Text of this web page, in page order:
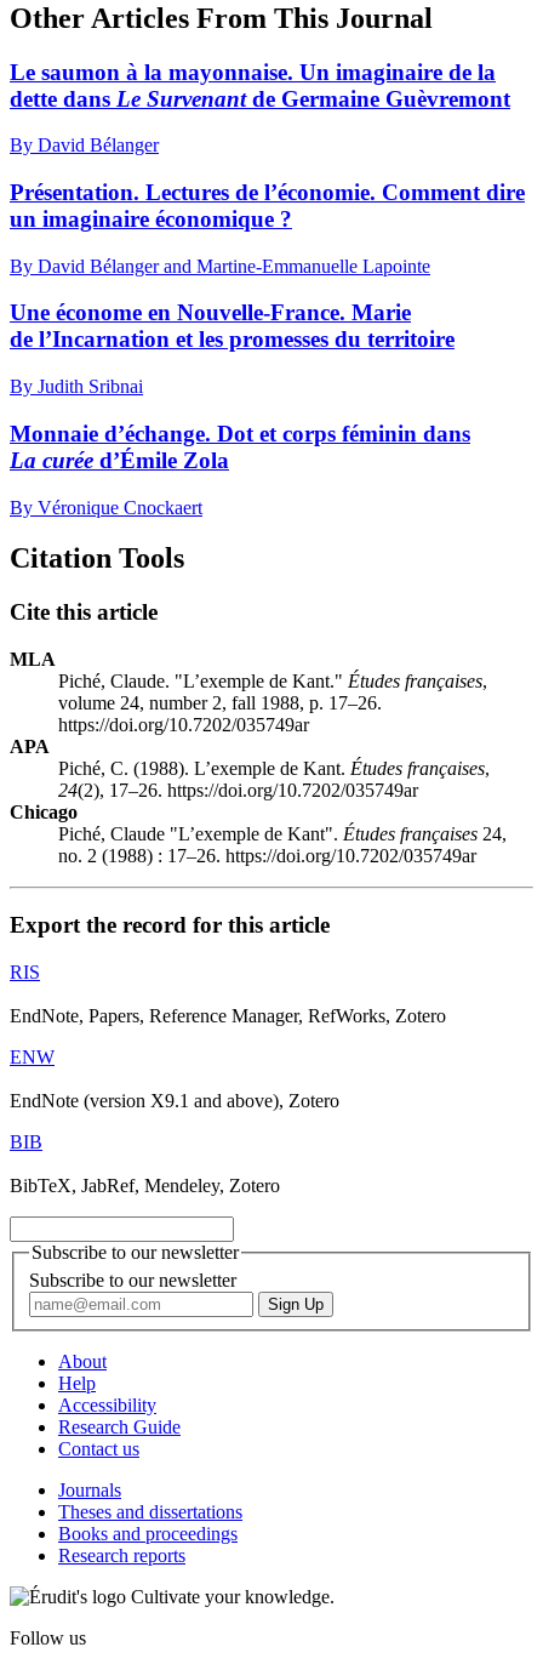
Other Articles From This Journal
Le saumon à la mayonnaise. Un imaginaire de la
dette dans Le Survenantde Germaine Guèvremont
By David Bélanger
Présentation. Lectures de l’économie. Comment dire
un imaginaire économique ?
By David Bélanger and Martine-Emmanuelle Lapointe
Une économe en Nouvelle-France. Marie
de l’Incarnation et les promesses du territoire
By Judith Sribnai
Monnaie d’échange. Dot et corps féminin dans
La curée d’Émile Zola
By Véronique Cnockaert
Citation Tools
Cite this article
MLA
Piché, Claude. "L’exemple de Kant." Études françaises,
volume 24, number 2, fall 1988, p. 17–26.
https://doi.org/10.7202/035749ar
APA
Piché, C. (1988). L’exemple de Kant. Études françaises,
24(2), 17–26. https://doi.org/10.7202/035749ar
Chicago
Piché, Claude "L’exemple de Kant". Études françaises 24,
no. 2 (1988) : 17–26. https://doi.org/10.7202/035749ar
Export the record for this article
RIS
EndNote, Papers, Reference Manager, RefWorks, Zotero
ENW
EndNote (version X9.1 and above), Zotero
BIB
BibTeX, JabRef, Mendeley, Zotero
Subscribe to our newsletter
Subscribe to our newsletter
About
Help
Accessibility
Research Guide
Contact us
Journals
Theses and dissertations
Books and proceedings
Research reports
Cultivate your knowledge.
Follow us